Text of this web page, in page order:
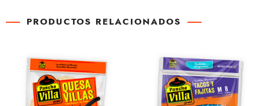
PRODUCTOS RELACIONADOS